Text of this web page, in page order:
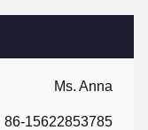
Ms. Anna
86-15622853785